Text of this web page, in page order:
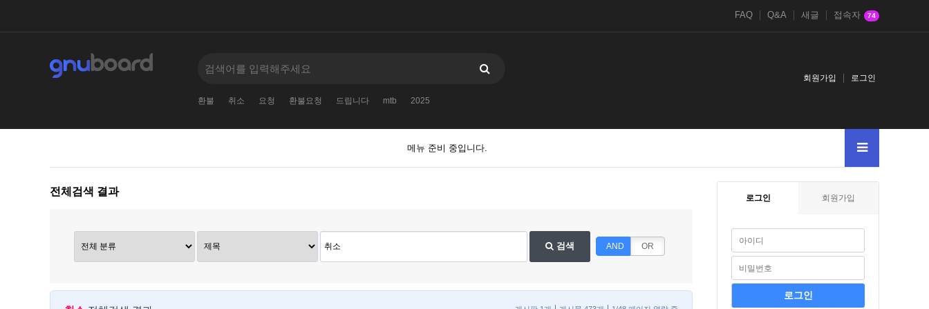
FAQ Q&A 새글 접속자 74
환불 취소 요청 환불요청 드립니다 mtb 2025
회원가입 로그인
메뉴 준비 중입니다.
전체검색 결과
검색 AND OR
로그인 회원가입